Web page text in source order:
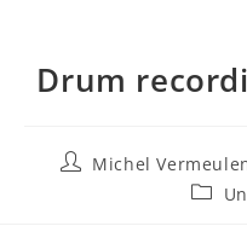
Drum
Michel